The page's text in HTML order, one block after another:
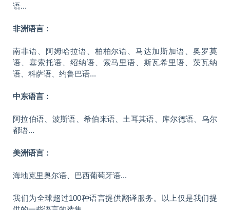
语...
非洲语言：
南非语、阿姆哈拉语、柏柏尔语、马达加斯加语、奥罗莫
语、塞索托语、绍纳语、索马里语、斯瓦希里语、茨瓦纳
语、科萨语、约鲁巴语...
中东语言：
阿拉伯语、波斯语、希伯来语、土耳其语、库尔德语、乌尔
都语...
美洲语言：
海地克里奥尔语、巴西葡萄牙语...
我们为全球超过100种语言提供翻译服务。以上仅是我们提